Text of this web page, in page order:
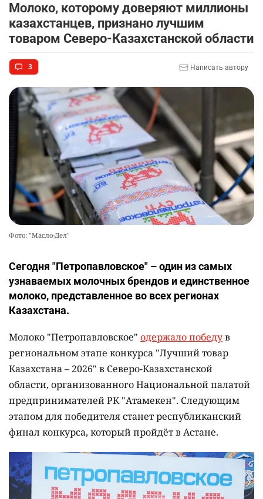
Молоко, которому доверяют миллионы
казахстанцев, признано лучшим
товаром Северо-Казахстанской области
3 Написать автору
Фото: "Масло-Дел"
Сегодня "Петропавловское" – один из самых
узнаваемых молочных брендов и единственное
молоко, представленное во всех регионах
Казахстана.
Молоко "Петропавловское" одержало победув
региональном этапе конкурса "Лучший товар
Казахстана – 2026" в Северо-Казахстанской
области, организованного Национальной палатой
предпринимателей РК "Атамекен". Следующим
этапом для победителя станет республиканский
финал конкурса, который пройдёт в Астане.